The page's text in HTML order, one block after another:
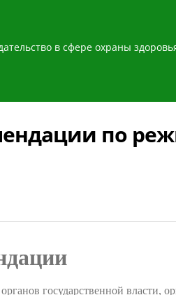
в сфере охраны
по
государственной власти,